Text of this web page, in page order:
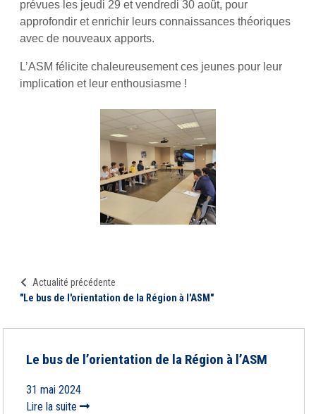
prévues les jeudi 29 et vendredi 30 août, pour
approfondir et enrichir leurs connaissances théoriques
avec de nouveaux apports.
L’ASM félicite chaleureusement ces jeunes pour leur
implication et leur enthousiasme !
Actualité précédente
"Le bus de l'orientation de la Région à l'ASM"
Le bus de l’orientation de la Région à l’ASM
31 mai 2024
Lire la suite